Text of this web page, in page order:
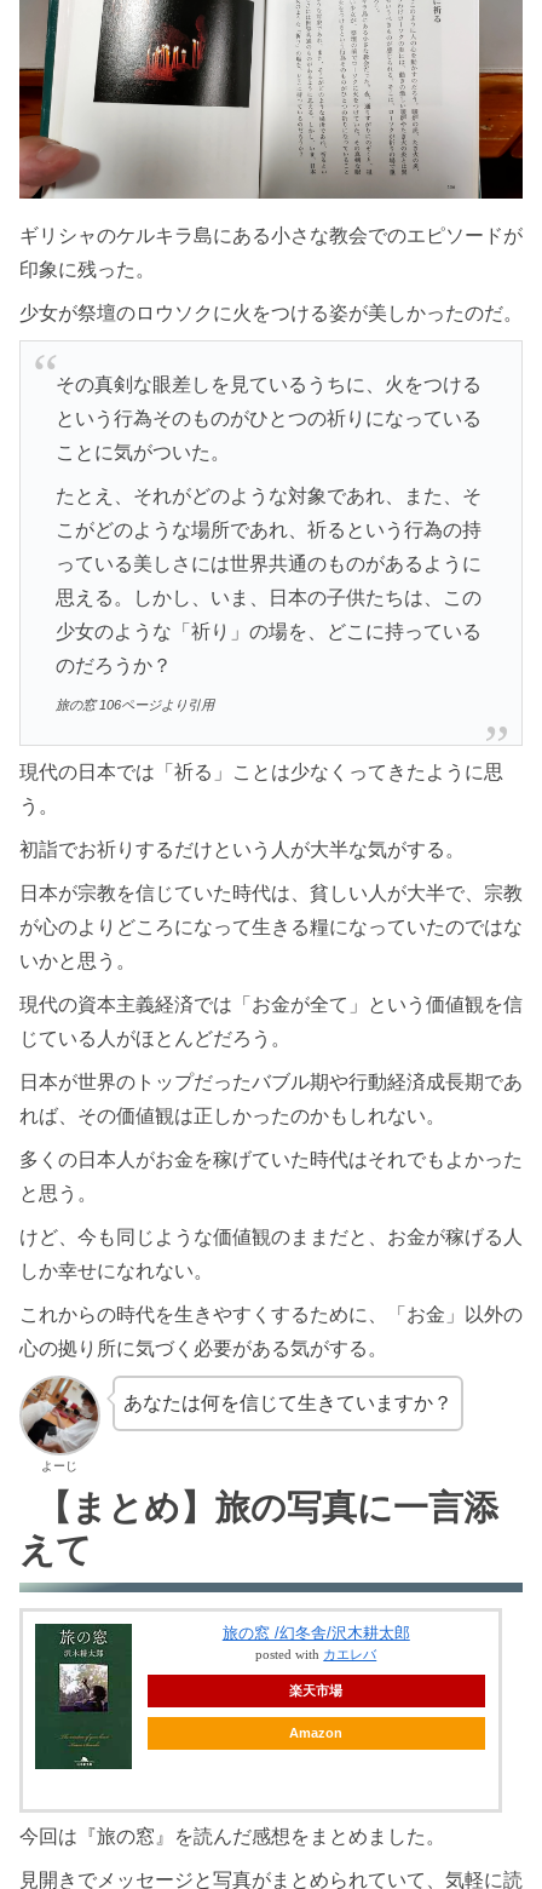
ギリシャのケルキラ島にある小さな教会でのエピソードが
印象に残った。
少女が祭壇のロウソクに火をつける姿が美しかったのだ。
その真剣な眼差しを見ているうちに、火をつける
という行為そのものがひとつの祈りになっている
ことに気がついた。
たとえ、それがどのような対象であれ、また、そ
こがどのような場所であれ、祈るという行為の持
っている美しさには世界共通のものがあるように
思える。しかし、いま、日本の子供たちは、この
少女のような「祈り」の場を、どこに持っている
のだろうか？
旅の窓 106ページより引用
現代の日本では「祈る」ことは少なくってきたように思
う。
初詣でお祈りするだけという人が大半な気がする。
日本が宗教を信じていた時代は、貧しい人が大半で、宗教
が心のよりどころになって生きる糧になっていたのではな
いかと思う。
現代の資本主義経済では「お金が全て」という価値観を信
じている人がほとんどだろう。
日本が世界のトップだったバブル期や行動経済成長期であ
れば、その価値観は正しかったのかもしれない。
多くの日本人がお金を稼げていた時代はそれでもよかった
と思う。
けど、今も同じような価値観のままだと、お金が稼げる人
しか幸せになれない。
これからの時代を生きやすくするために、「お金」以外の
心の拠り所に気づく必要がある気がする。
よーじ
あなたは何を信じて生きていますか？
【まとめ】旅の写真に一言添
えて
旅の窓 /幻冬舎/沢木耕太郎
posted with カエレバ
楽天市場
Amazon
今回は『旅の窓』を読んだ感想をまとめました。
見開きでメッセージと写真がまとめられていて、気軽に読